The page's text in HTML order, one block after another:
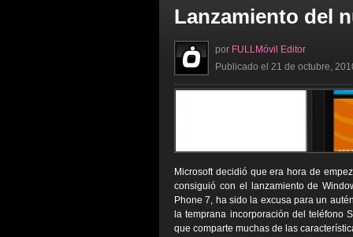
Lanzamiento del
por FULLMóvil Editor
Publicado el 21 de octubre,
Microsoft decidió que era hora de
consiguió con el lanzamiento de
Phone 7, ha sido la excusa para un
la temprana incorporación del teléfono
que comparte muchas de las